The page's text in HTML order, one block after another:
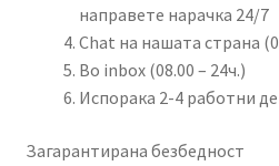
направете нарачка 24/7
Chat на нашата страна
Во inbox (08.00 – 24ч.)
Испорака 2-4 работни
Загарантирана безбедност